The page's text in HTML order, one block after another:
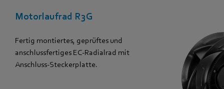
Motorlaufrad R3G
Fertig montiertes, geprüftes und
anschlussfertiges EC-Radialrad mit
Anschluss-Steckerplatte.